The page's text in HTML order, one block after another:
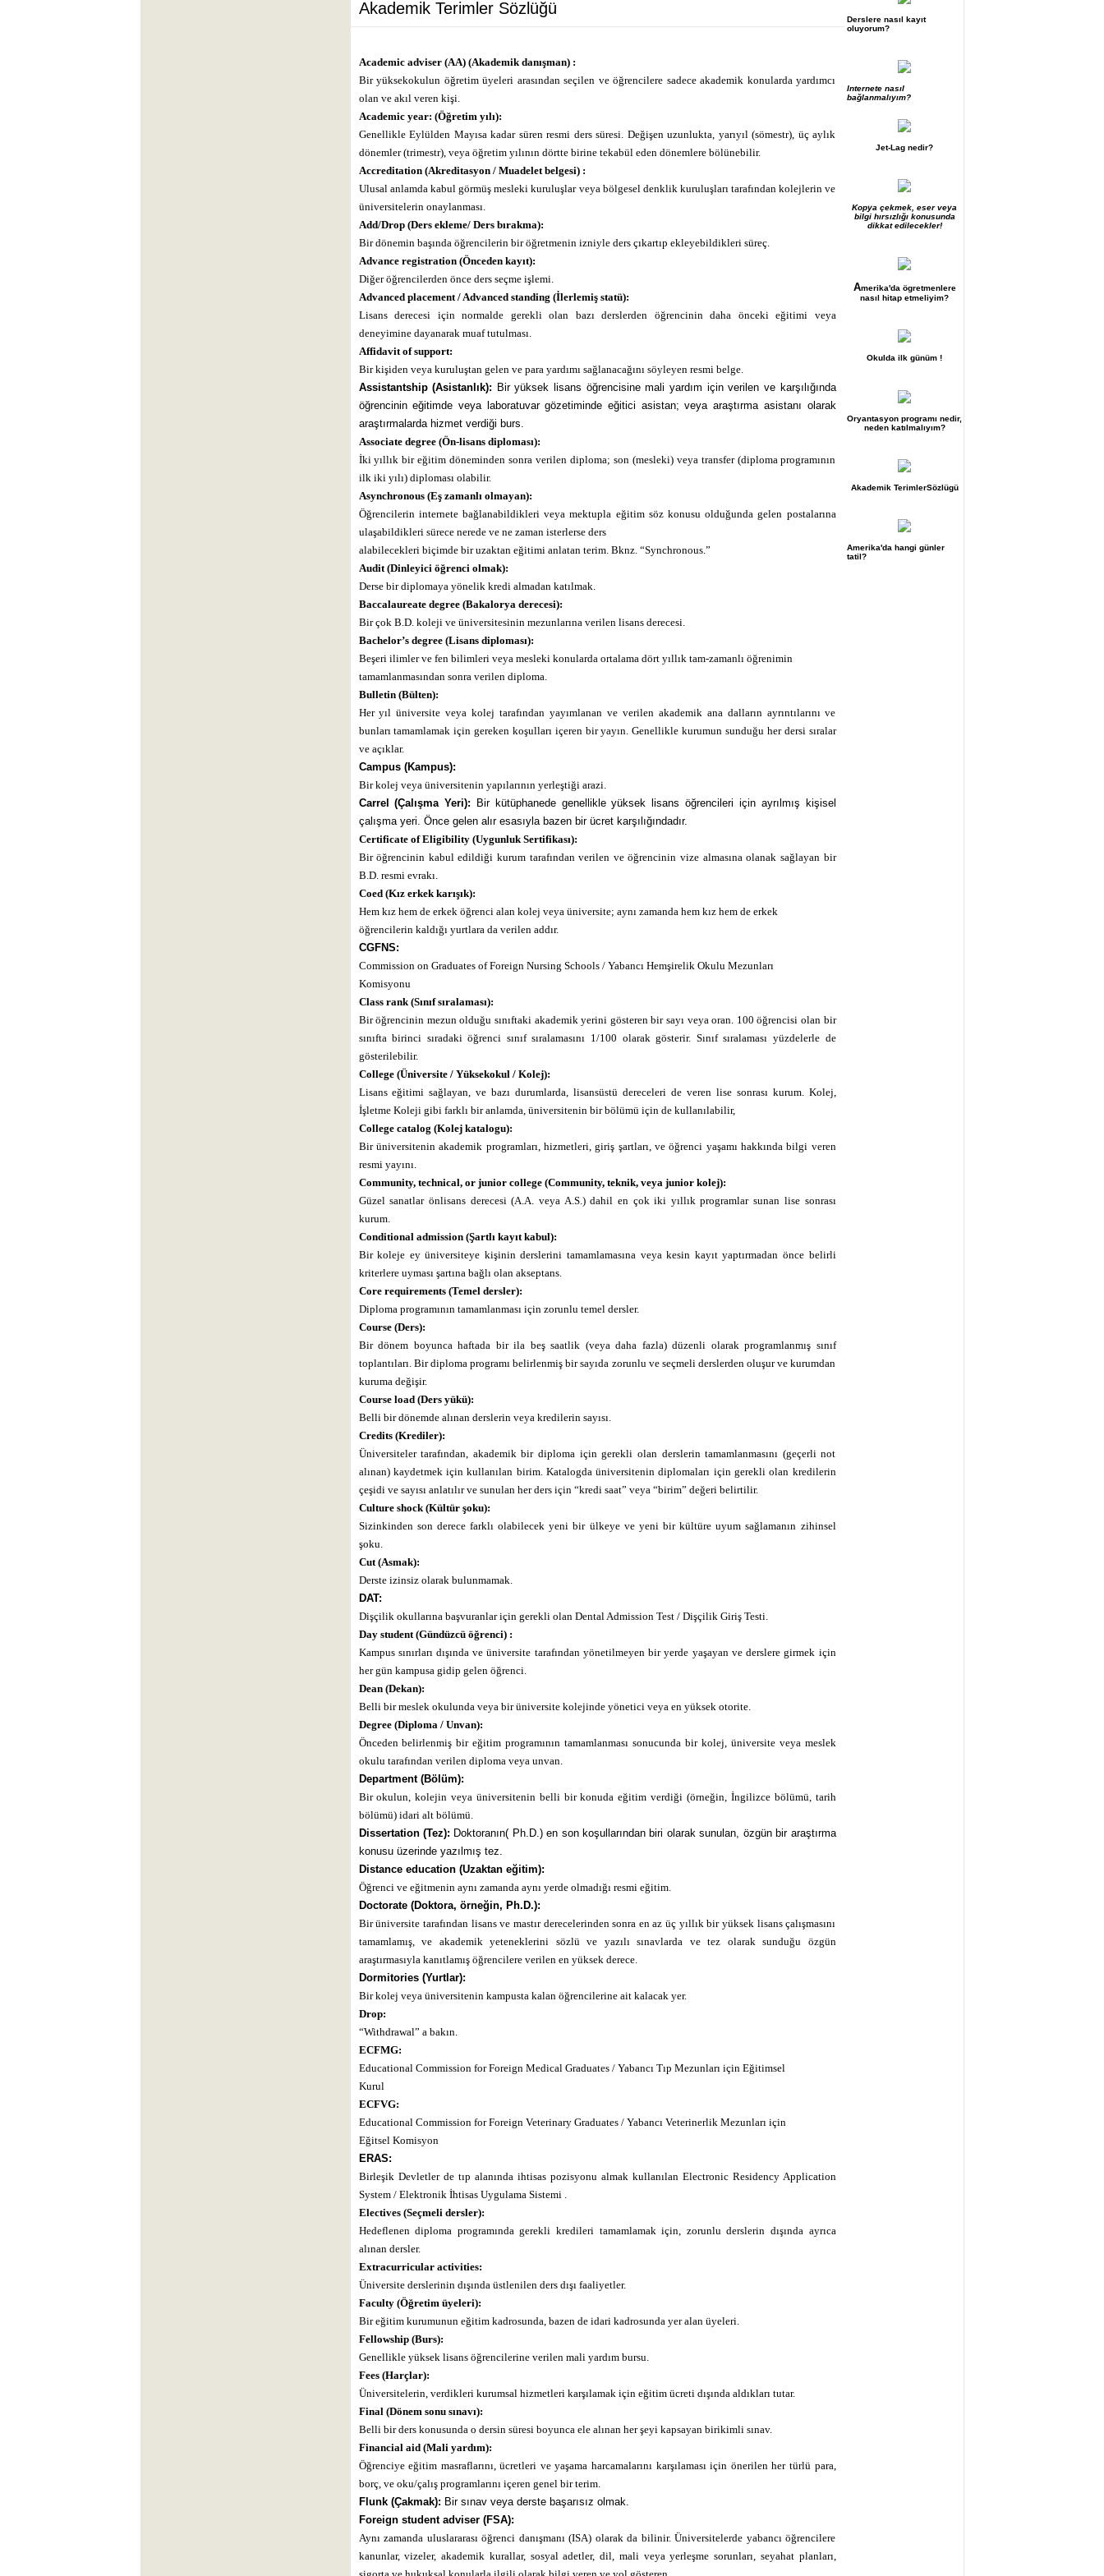
Akademik Terimler Sözlüğü
Academic adviser (AA) (Akademik danışman) :
Bir yüksekokulun öğretim üyeleri arasından seçilen ve öğrencilere sadece akademik konularda yardımcı
olan ve akıl veren kişi.
Academic year: (Öğretim yılı):
Genellikle Eylülden Mayısa kadar süren resmi ders süresi. Değişen uzunlukta, yarıyıl (sömestr), üç aylık
dönemler (trimestr), veya öğretim yılının dörtte birine tekabül eden dönemlere bölünebilir.
Accreditation (Akreditasyon / Muadelet belgesi) :
Ulusal anlamda kabul görmüş mesleki kuruluşlar veya bölgesel denklik kuruluşları tarafından kolejlerin ve
üniversitelerin onaylanması.
Add/Drop (Ders ekleme/ Ders bırakma):
Bir dönemin başında öğrencilerin bir öğretmenin izniyle ders çıkartıp ekleyebildikleri süreç.
Advance registration (Önceden kayıt):
Diğer öğrencilerden önce ders seçme işlemi.
Advanced placement / Advanced standing (İlerlemiş statü):
Lisans derecesi için normalde gerekli olan bazı derslerden öğrencinin daha önceki eğitimi veya
deneyimine dayanarak muaf tutulması.
Affidavit of support:
Bir kişiden veya kuruluştan gelen ve para yardımı sağlanacağını söyleyen resmi belge.
Assistantship (Asistanlık): Bir yüksek lisans öğrencisine mali yardım için verilen ve karşılığında
öğrencinin eğitimde veya laboratuvar gözetiminde eğitici asistan; veya araştırma asistanı olarak
araştırmalarda hizmet verdiği burs.
Associate degree (Ön-lisans diploması):
İki yıllık bir eğitim döneminden sonra verilen diploma; son (mesleki) veya transfer (diploma programının
ilk iki yılı) diploması olabilir.
Asynchronous (Eş zamanlı olmayan):
Öğrencilerin internete bağlanabildikleri veya mektupla eğitim söz konusu olduğunda gelen postalarına
ulaşabildikleri sürece nerede ve ne zaman isterlerse ders
alabilecekleri biçimde bir uzaktan eğitimi anlatan terim. Bknz. “Synchronous.”
Audit (Dinleyici öğrenci olmak):
Derse bir diplomaya yönelik kredi almadan katılmak.
Baccalaureate degree (Bakalorya derecesi):
Bir çok B.D. koleji ve üniversitesinin mezunlarına verilen lisans derecesi.
Bachelor’s degree (Lisans diploması):
Beşeri ilimler ve fen bilimleri veya mesleki konularda ortalama dört yıllık tam-zamanlı öğrenimin
tamamlanmasından sonra verilen diploma.
Bulletin (Bülten):
Her yıl üniversite veya kolej tarafından yayımlanan ve verilen akademik ana dalların ayrıntılarını ve
bunları tamamlamak için gereken koşulları içeren bir yayın. Genellikle kurumun sunduğu her dersi sıralar
ve açıklar.
Campus (Kampus):
Bir kolej veya üniversitenin yapılarının yerleştiği arazi.
Carrel (Çalışma Yeri): Bir kütüphanede genellikle yüksek lisans öğrencileri için ayrılmış kişisel
çalışma yeri. Önce gelen alır esasıyla bazen bir ücret karşılığındadır.
Certificate of Eligibility (Uygunluk Sertifikası):
Bir öğrencinin kabul edildiği kurum tarafından verilen ve öğrencinin vize almasına olanak sağlayan bir
B.D. resmi evrakı.
Coed (Kız erkek karışık):
Hem kız hem de erkek öğrenci alan kolej veya üniversite; aynı zamanda hem kız hem de erkek
öğrencilerin kaldığı yurtlara da verilen addır.
CGFNS:
Commission on Graduates of Foreign Nursing Schools / Yabancı Hemşirelik Okulu Mezunları
Komisyonu
Class rank (Sınıf sıralaması):
Bir öğrencinin mezun olduğu sınıftaki akademik yerini gösteren bir sayı veya oran. 100 öğrencisi olan bir
sınıfta birinci sıradaki öğrenci sınıf sıralamasını 1/100 olarak gösterir. Sınıf sıralaması yüzdelerle de
gösterilebilir.
College (Üniversite / Yüksekokul / Kolej):
Lisans eğitimi sağlayan, ve bazı durumlarda, lisansüstü dereceleri de veren lise sonrası kurum. Kolej,
İşletme Koleji gibi farklı bir anlamda, üniversitenin bir bölümü için de kullanılabilir,
College catalog (Kolej katalogu):
Bir üniversitenin akademik programları, hizmetleri, giriş şartları, ve öğrenci yaşamı hakkında bilgi veren
resmi yayını.
Community, technical, or junior college (Community, teknik, veya junior kolej):
Güzel sanatlar önlisans derecesi (A.A. veya A.S.) dahil en çok iki yıllık programlar sunan lise sonrası
kurum.
Conditional admission (Şartlı kayıt kabul):
Bir koleje ey üniversiteye kişinin derslerini tamamlamasına veya kesin kayıt yaptırmadan önce belirli
kriterlere uyması şartına bağlı olan akseptans.
Core requirements (Temel dersler):
Diploma programının tamamlanması için zorunlu temel dersler.
Course (Ders):
Bir dönem boyunca haftada bir ila beş saatlik (veya daha fazla) düzenli olarak programlanmış sınıf
toplantıları. Bir diploma programı belirlenmiş bir sayıda zorunlu ve seçmeli derslerden oluşur ve kurumdan
kuruma değişir.
Course load (Ders yükü):
Belli bir dönemde alınan derslerin veya kredilerin sayısı.
Credits (Krediler):
Üniversiteler tarafından, akademik bir diploma için gerekli olan derslerin tamamlanmasını (geçerli not
alınan) kaydetmek için kullanılan birim. Katalogda üniversitenin diplomaları için gerekli olan kredilerin
çeşidi ve sayısı anlatılır ve sunulan her ders için “kredi saat” veya “birim” değeri belirtilir.
Culture shock (Kültür şoku):
Sizinkinden son derece farklı olabilecek yeni bir ülkeye ve yeni bir kültüre uyum sağlamanın zihinsel
şoku.
Cut (Asmak):
Derste izinsiz olarak bulunmamak.
DAT:
Dişçilik okullarına başvuranlar için gerekli olan Dental Admission Test / Dişçilik Giriş Testi.
Day student (Gündüzcü öğrenci) :
Kampus sınırları dışında ve üniversite tarafından yönetilmeyen bir yerde yaşayan ve derslere girmek için
her gün kampusa gidip gelen öğrenci.
Dean (Dekan):
Belli bir meslek okulunda veya bir üniversite kolejinde yönetici veya en yüksek otorite.
Degree (Diploma / Unvan):
Önceden belirlenmiş bir eğitim programının tamamlanması sonucunda bir kolej, üniversite veya meslek
okulu tarafından verilen diploma veya unvan.
Department (Bölüm):
Bir okulun, kolejin veya üniversitenin belli bir konuda eğitim verdiği (örneğin, İngilizce bölümü, tarih
bölümü) idari alt bölümü.
Dissertation (Tez): Doktoranın( Ph.D.) en son koşullarından biri olarak sunulan, özgün bir araştırma
konusu üzerinde yazılmış tez.
Distance education (Uzaktan eğitim):
Öğrenci ve eğitmenin aynı zamanda aynı yerde olmadığı resmi eğitim.
Doctorate (Doktora, örneğin, Ph.D.):
Bir üniversite tarafından lisans ve mastır derecelerinden sonra en az üç yıllık bir yüksek lisans çalışmasını
tamamlamış, ve akademik yeteneklerini sözlü ve yazılı sınavlarda ve tez olarak sunduğu özgün
araştırmasıyla kanıtlamış öğrencilere verilen en yüksek derece.
Dormitories (Yurtlar):
Bir kolej veya üniversitenin kampusta kalan öğrencilerine ait kalacak yer.
Drop:
“Withdrawal” a bakın.
ECFMG:
Educational Commission for Foreign Medical Graduates / Yabancı Tıp Mezunları için Eğitimsel
Kurul
ECFVG:
Educational Commission for Foreign Veterinary Graduates / Yabancı Veterinerlik Mezunları için
Eğitsel Komisyon
ERAS:
Birleşik Devletler de tıp alanında ihtisas pozisyonu almak kullanılan Electronic Residency Application
System / Elektronik İhtisas Uygulama Sistemi .
Electives (Seçmeli dersler):
Hedeflenen diploma programında gerekli kredileri tamamlamak için, zorunlu derslerin dışında ayrıca
alınan dersler.
Extracurricular activities:
Üniversite derslerinin dışında üstlenilen ders dışı faaliyetler.
Faculty (Öğretim üyeleri):
Bir eğitim kurumunun eğitim kadrosunda, bazen de idari kadrosunda yer alan üyeleri.
Fellowship (Burs):
Genellikle yüksek lisans öğrencilerine verilen mali yardım bursu.
Fees (Harçlar):
Üniversitelerin, verdikleri kurumsal hizmetleri karşılamak için eğitim ücreti dışında aldıkları tutar.
Final (Dönem sonu sınavı):
Belli bir ders konusunda o dersin süresi boyunca ele alınan her şeyi kapsayan birikimli sınav.
Financial aid (Mali yardım):
Öğrenciye eğitim masraflarını, ücretleri ve yaşama harcamalarını karşılaması için önerilen her türlü para,
borç, ve oku/çalış programlarını içeren genel bir terim.
Flunk (Çakmak): Bir sınav veya derste başarısız olmak.
Foreign student adviser (FSA):
Aynı zamanda uluslararası öğrenci danışmanı (ISA) olarak da bilinir. Üniversitelerde yabancı öğrencilere
kanunlar, vizeler, akademik kurallar, sosyal adetler, dil, mali veya yerleşme sorunları, seyahat planları,
Derslere nasıl kayıt
oluyorum?
Internete nasıl
bağlanmalıyım?
Jet-Lag nedir?
Kopya çekmek, eser veya
bilgi hırsızlığı konusunda
dikkat edilecekler!
Amerika'da ögretmenlere
nasıl hitap etmeliyim?
Okulda ilk günüm !
Oryantasyon programı nedir,
neden katılmalıyım?
Akademik TerimlerSözlügü
Amerika'da hangi günler
tatil?